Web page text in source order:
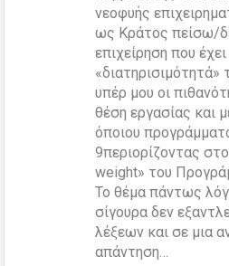
νεοφυής
ως Κράτος πείσω/
επιχείρηση που
«διατηρισιμότητά»
υπέρ μου οι
θέση εργασίας και
όποιου
9περιορίζοντας
weight» του
Το θέμα πάντως
σίγουρα δεν
λέξεων και σε μια
απάντηση…